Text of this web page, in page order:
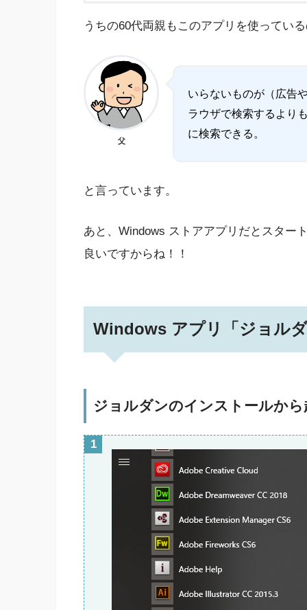
うちの60代両親もこのアプリを使ってい
父
いらないものが（広告
ラウザで検索するより
に検索できる。
と言っています。
あと、Windows ストアアプリだとスター
良いですからね！！
Windows アプリ「ジョル
ジョルダンのインストールから